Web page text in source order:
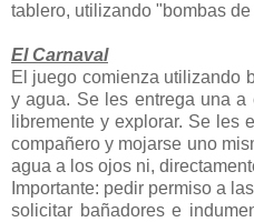
tablero, utilizando "bombas
El Carnaval
El juego comienza utilizando
y agua. Se les entrega una
libremente y explorar. Se les
compañero y mojarse uno
agua a los ojos ni,
Importante: pedir permiso a
solicitar bañadores e